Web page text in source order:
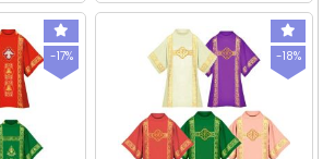
-17% -18%